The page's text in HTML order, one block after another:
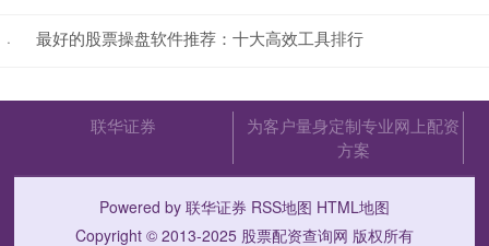
· 最好的股票操盘软件推荐：十大高效工具排行
联华证券
为客户量身定制专业网上配资
方案
Powered by 联华证券 RSS地图 HTML地图
Copyright © 2013-2025 股票配资查询网 版权所有